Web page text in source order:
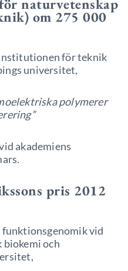
naturvetenskap
om 275 000
för teknik
universitet,
polymerer
akademiens
pris 2012
funktionsgenomik vid
och